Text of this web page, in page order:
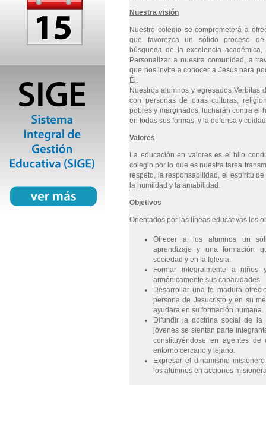
Nuestra visión
Nuestro colegio se comprometerá a
que favorezca un sólido proceso de
búsqueda de la excelencia
Personalizar a nuestra comunidad, a
que nos invite a conocer a Jesús para
Él.
Nuestros alumnos y egresados Verbitas
con personas de otras culturas,
pobres y marginados, lucharán contra el
en todas sus formas, y la defensa y
Valores
La educación en valores es el hilo
colegio por lo que es nuestra tarea
respeto, la responsabilidad, el espíritu
la humildad y la amabilidad.
Objetivos
Orientados por las líneas educativas los
Ofrecer a los alumnos un
aprendizaje y una formación
sociedad y en la Iglesia.
Formar integralmente a
armónicamente sus capacidades.
Desarrollar una fe madura
persona de Jesucristo y en su
ayudara en su formación humana.
Difundir la doctrina social de
jóvenes se sientan parte
constituyéndose en agentes de
entorno cercano y lejano.
Expresar el dinamismo
los alumnos en acciones